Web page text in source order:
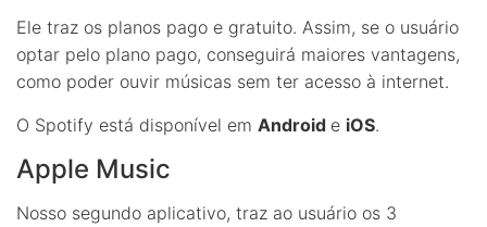
Ele traz os planos pago e gratuito. Assim, se o usuário
optar pelo plano pago, conseguirá maiores vantagens,
como poder ouvir músicas sem ter acesso à internet.
O Spotify está disponível em Android e iOS.
Apple Music
Nosso segundo aplicativo, traz ao usuário os 3